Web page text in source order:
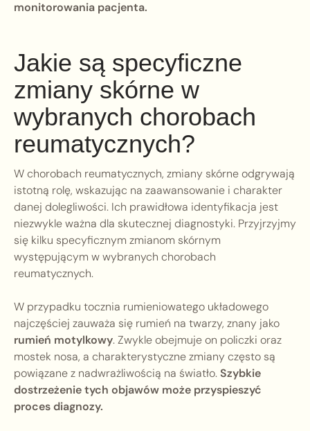
monitorowania pacjenta.
Jakie są specyficzne
zmiany skórne w
wybranych chorobach
reumatycznych?
W chorobach reumatycznych, zmiany skórne odgrywają
istotną rolę, wskazując na zaawansowanie i charakter
danej dolegliwości. Ich prawidłowa identyfikacja jest
niezwykle ważna dla skutecznej diagnostyki. Przyjrzyjmy
się kilku specyficznym zmianom skórnym
występującym w wybranych chorobach
reumatycznych.
W przypadku tocznia rumieniowatego układowego
najczęściej zauważa się rumień na twarzy, znany jako
rumień motylkowy. Zwykle obejmuje on policzki oraz
mostek nosa, a charakterystyczne zmiany często są
powiązane z nadwrażliwością na światło.Szybkie
dostrzeżenie tych objawów może przyspieszyć
proces diagnozy.